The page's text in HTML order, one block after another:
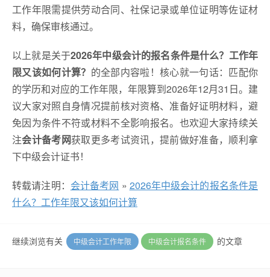
工作年限需提供劳动合同、社保记录或单位证明等佐证材
料，确保审核通过。
以上就是关于2026年中级会计的报名条件是什么？工作年
限又该如何计算？ 的全部内容啦！核心就一句话：匹配你
的学历和对应的工作年限，年限算到2026年12月31日。建
议大家对照自身情况提前核对资格、准备好证明材料，避
免因为条件不符或材料不全影响报名。也欢迎大家持续关
注会计备考网获取更多考试资讯，提前做好准备，顺利拿
下中级会计证书！
转载请注明： 会计备考网 » 2026年中级会计的报名条件是
什么？工作年限又该如何计算
继续浏览有关 中级会计工作年限 中级会计报名条件 的文章